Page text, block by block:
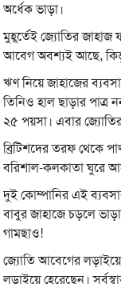
অর্ধেক ভাড়া।
মুহূর্তেই জ্যোতির জাহাজ
আবেগ অবশ্যই আছে,
ঋণ নিয়ে জাহাজের
তিনিও হাল ছাড়ার
২৫ পয়সা। এবার
ব্রিটিশদের তরফ থেকে
বরিশাল-কলকাতা ঘুরে
দুই কোম্পানির এই
বাবুর জাহাজে চড়লে
গামছাও!
জ্যোতি আবেগের
লড়াইয়ে হেরেছেন।